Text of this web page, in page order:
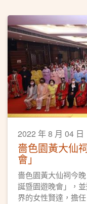
2022 年 8 月 04 日
嗇色園黃大仙
會」
嗇色園黃大仙祠今
誕暨園遊晚會」，
界的女性賢達，擔